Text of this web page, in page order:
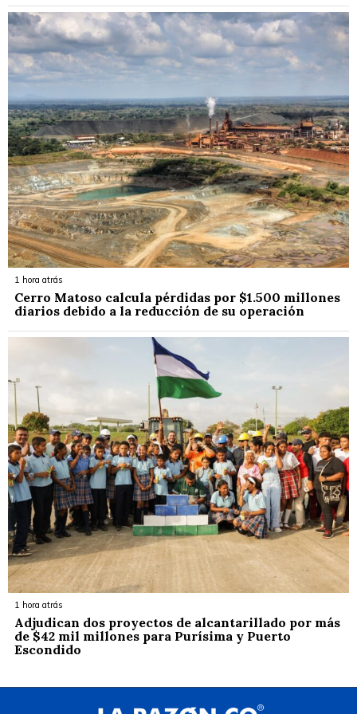
1 hora atrás
Cerro Matoso calcula pérdidas por $1.500 millones
diarios debido a la reducción de su operación
1 hora atrás
Adjudican dos proyectos de alcantarillado por más
de $42 mil millones para Purísima y Puerto
Escondido